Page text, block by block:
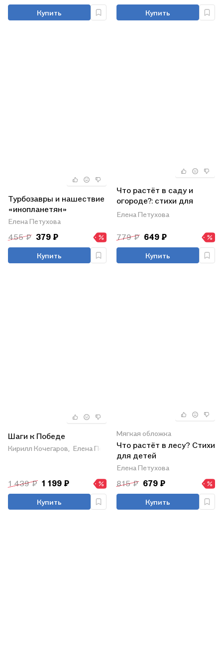
Купить Купить
Турбозавры и нашествие
«инопланетян»
Елена Петухова
455 ₽ 379 ₽
Купить
Что растёт в саду и
огороде?: стихи для
детей
Елена Петухова
779 ₽ 649 ₽
Купить
Шаги к Победе
Кирилл Кочегаров, Елена Петухова
1 439 ₽ 1 199 ₽
Купить
Мягкая обложка
Что растёт в лесу? Стихи
для детей
Елена Петухова
815 ₽ 679 ₽
Купить